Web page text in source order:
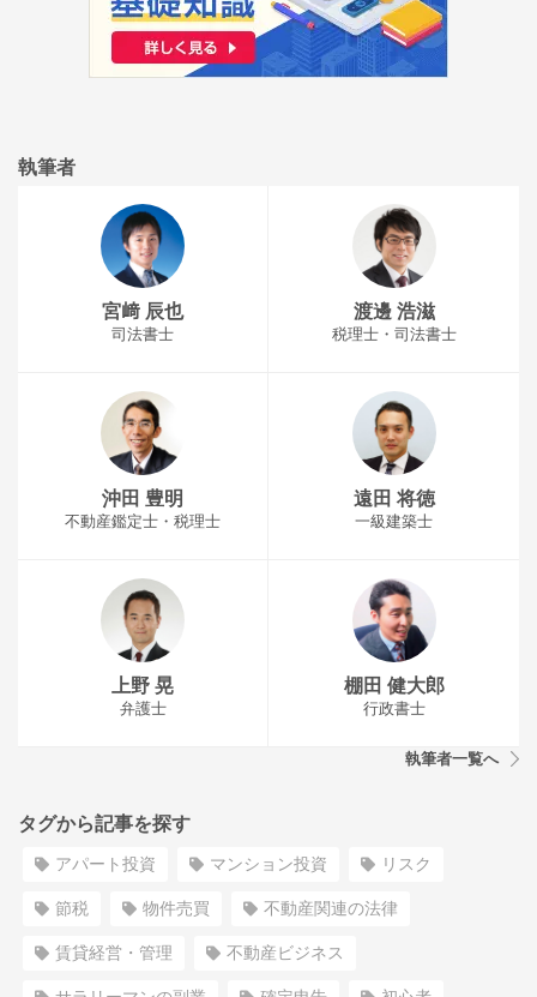
執筆者
宮﨑 辰也
司法書士
渡邊 浩滋
税理士・司法書士
沖田 豊明
不動産鑑定士・税理士
遠田 将徳
一級建築士
上野 晃
弁護士
棚田 健大郎
行政書士
執筆者一覧へ
タグから記事を探す
アパート投資 マンション投資 リスク
節税 物件売買 不動産関連の法律
賃貸経営・管理 不動産ビジネス